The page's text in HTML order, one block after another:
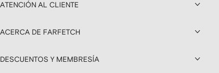
ATENCIÓN AL CLIENTE
ACERCA DE FARFETCH
DESCUENTOS Y MEMBRESÍA